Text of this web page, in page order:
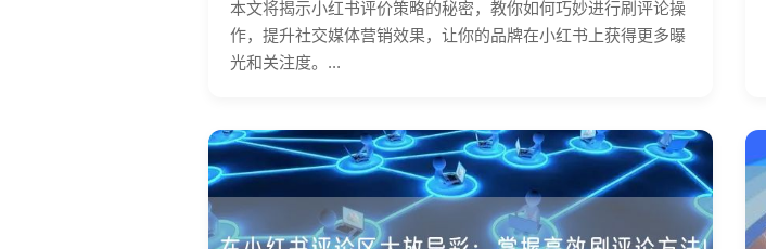
本文将揭示小红书评价策略的秘密，教你如何巧妙进行刷评论操
作，提升社交媒体营销效果，让你的品牌在小红书上获得更多曝
光和关注度。...